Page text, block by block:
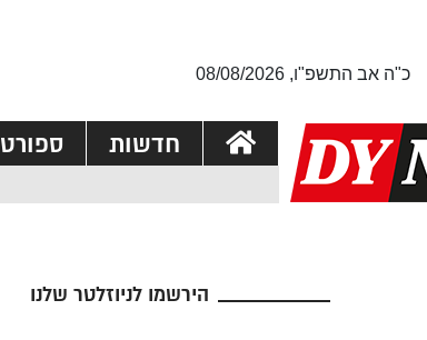
כ"ה אב התשפ"ו, 08/08/2026
חדשות ספורט
הירשמו לניוזלטר שלנו